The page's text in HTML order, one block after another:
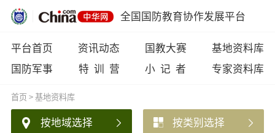
全国国防教育协作发展平台
平台首页 资讯动态 国教大赛
基地资料库
国防军事
特 训 营 小 记 者 专家资料库
首页>基地资料库
按地域选择 按类别选择